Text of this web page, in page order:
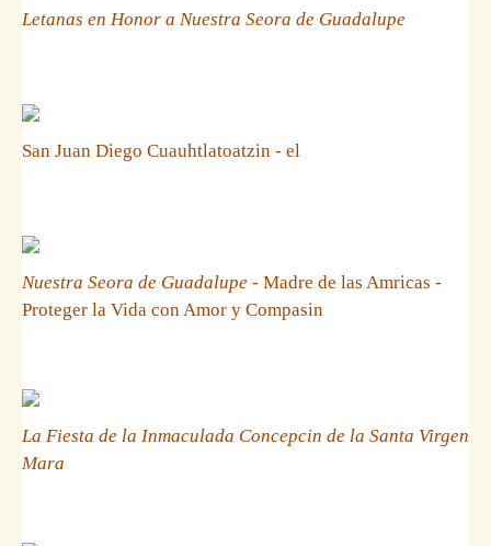
Letanas en Honor a Nuestra Seora de Guadalupe
San Juan Diego Cuauhtlatoatzin - el
Nuestra Seora de Guadalupe - Madre de las Amricas -
Proteger la Vida con Amor y Compasin
La Fiesta de la Inmaculada Concepcin de la Santa Virgen
Mara